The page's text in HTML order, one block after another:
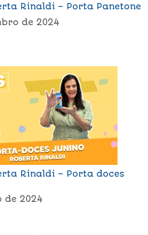
Rinaldi – Porta Panetone
de 2024
Rinaldi – Porta doces
de 2024